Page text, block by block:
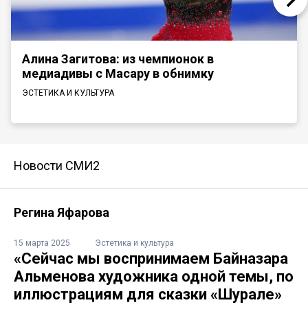
Алина Загитова: из чемпионок в
медиадивы с Масару в обнимку
ЭСТЕТИКА И КУЛЬТУРА
Новости СМИ2
Регина Яфарова
15 марта 2025 Эстетика и культура
«Сейчас мы воспринимаем Байназара
Альменова художника одной темы, по
иллюстрациям для сказки «Шурале»